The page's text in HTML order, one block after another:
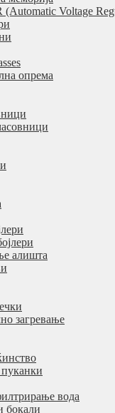
(Automatic Voltage
опрема
алишта
загревање
вода
бокали